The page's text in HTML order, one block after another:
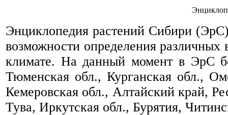
Энциклопедия растений Сибири (ЭрС)
возможности определения
климате. На данный момент в ЭрС
Тюменская обл., Курганская обл.,
Кемеровская обл., Алтайский край,
Тува, Иркутская обл., Бурятия,